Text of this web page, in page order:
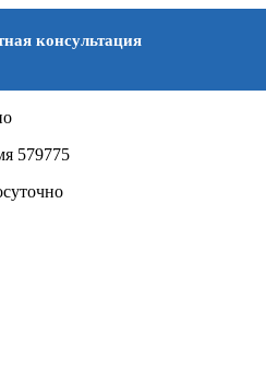
консультация
579775